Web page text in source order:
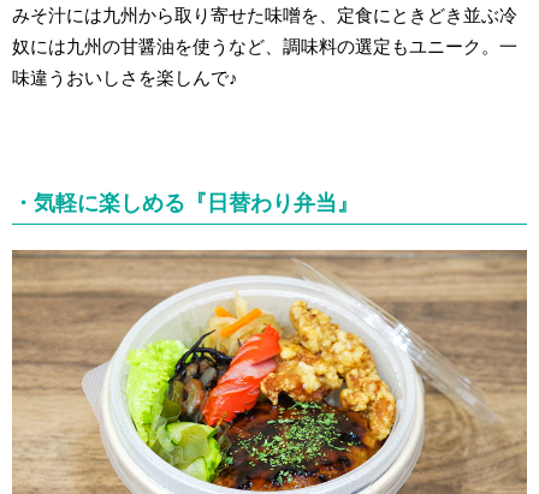
みそ汁には九州から取り寄せた味噌を、定食にときどき並ぶ冷
奴には九州の甘醤油を使うなど、調味料の選定もユニーク。一
味違うおいしさ を楽しんで♪
・気軽に楽しめる『日替わり弁当』